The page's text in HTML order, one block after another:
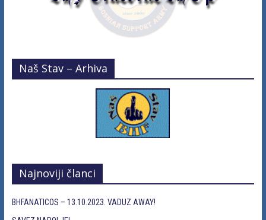
Naš Stav – Arhiva
Najnoviji članci
BHFANATICOS – 13.10.2023. VADUZ AWAY!